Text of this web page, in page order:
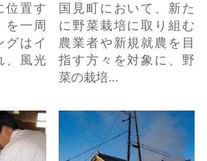
位置す
を一周
グはイ
、風光
国見町において、新た
に野菜栽培に取り組む
農業者や新規就農を目
指す方々を対象に、野
菜の栽培…
験 の
昔ながらの酒蔵見学、
試飲体験（檜物屋酒
造） の詳細はこちら